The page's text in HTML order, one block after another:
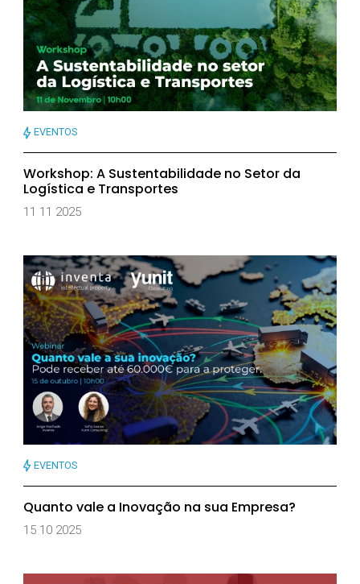
EVENTOS
Workshop: A Sustentabilidade no Setor da
Logística e Transportes
11 11 2025
EVENTOS
Quanto vale a Inovação na sua Empresa?
15 10 2025